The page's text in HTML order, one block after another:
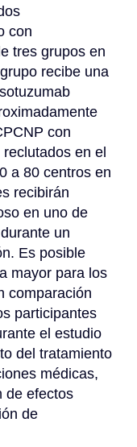
con
tres grupos en
recibe una
con
en el
a 80 centros en
recibirán
en uno de
un
Es posible
mayor para los
comparación
participantes
el estudio
del tratamiento
médicas,
de efectos
de